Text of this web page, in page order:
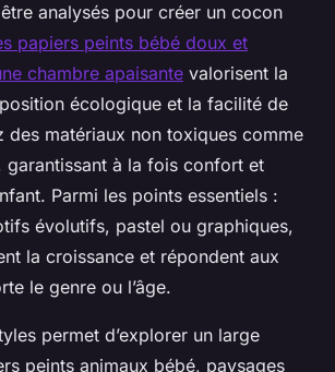
analysés pour créer un cocon
papiers peints bébé doux et
chambre apaisante valorisent la
écologique et la facilité de
des matériaux non toxiques comme
garantissant à la fois confort et
Parmi les points essentiels :
évolutifs, pastel ou graphiques,
la croissance et répondent aux
le genre ou l’âge.
permet d’explorer un large
peints animaux bébé, paysages